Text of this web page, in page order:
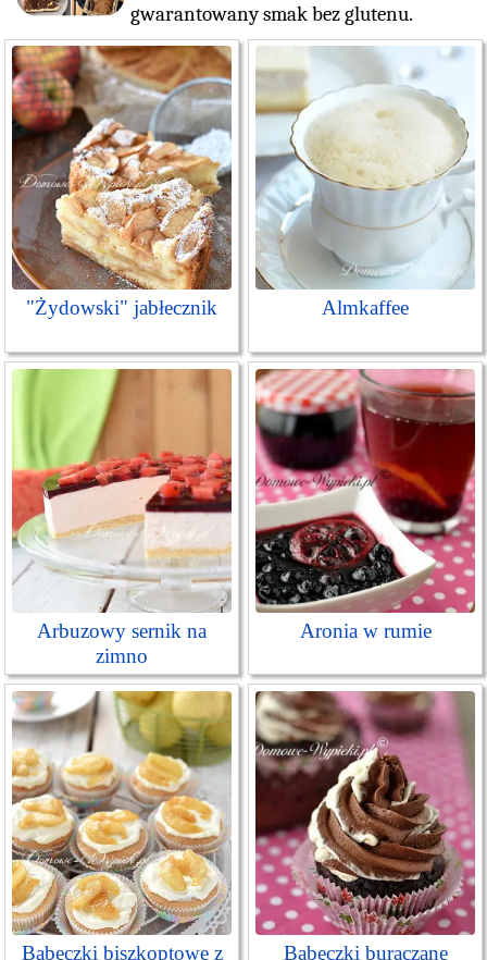
gwarantowany smak bez glutenu.
"Żydowski" jabłecznik Almkaffee
Arbuzowy sernik na
zimno
Aronia w rumie
Babeczki biszkoptowe z
Babeczki buraczane